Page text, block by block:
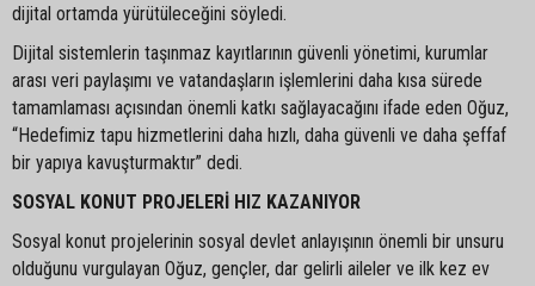
dijital ortamda yürütüleceğini söyledi.
Dijital sistemlerin taşınmaz kayıtlarının güvenli yönetimi, kurumlar
arası veri paylaşımı ve vatandaşların işlemlerini daha kısa sürede
tamamlaması açısından önemli katkı sağlayacağını ifade eden Oğuz,
“Hedefimiz tapu hizmetlerini daha hızlı, daha güvenli ve daha şeffaf
bir yapıya kavuşturmaktır” dedi.
SOSYAL KONUT PROJELERİ HIZ KAZANIYOR
Sosyal konut projelerinin sosyal devlet anlayışının önemli bir unsuru
olduğunu vurgulayan Oğuz, gençler, dar gelirli aileler ve ilk kez ev